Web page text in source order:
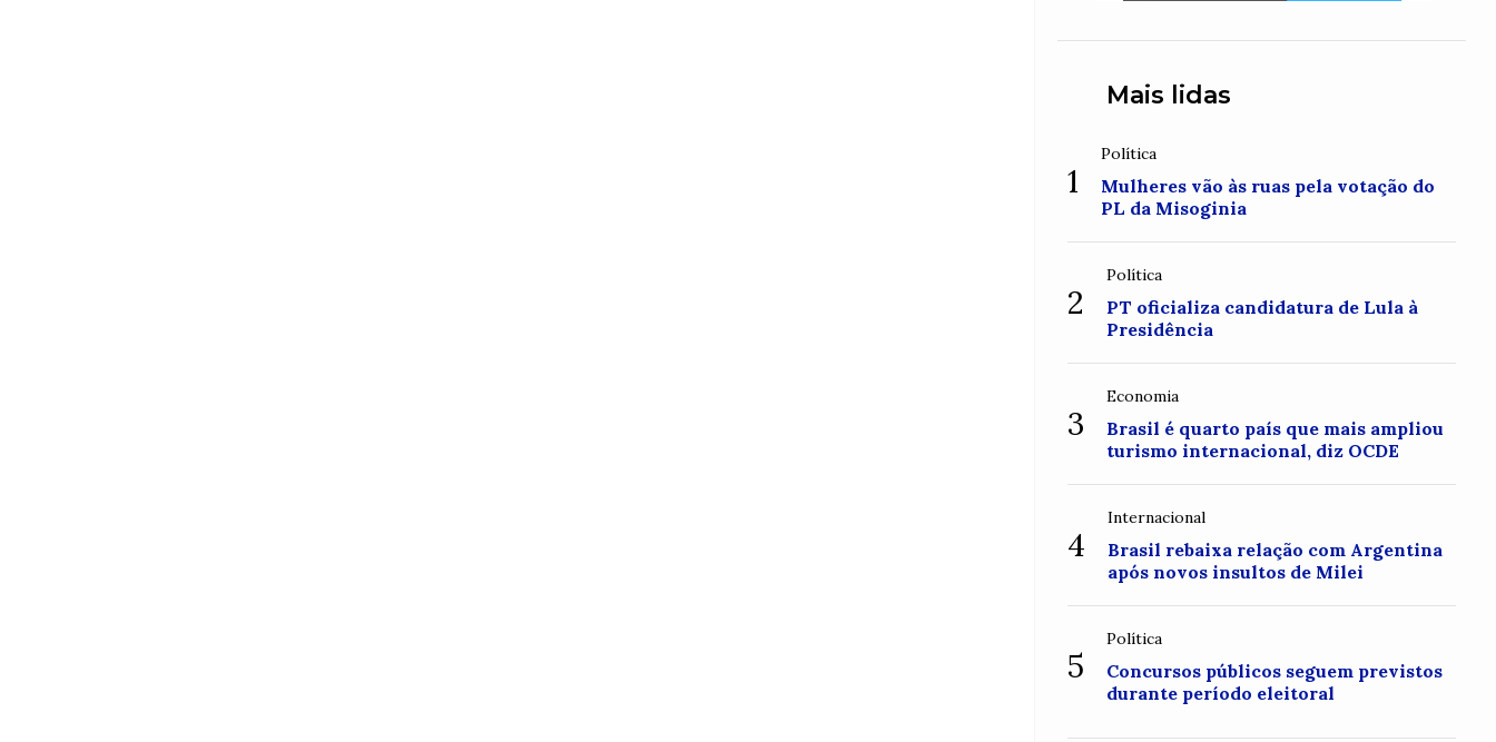
Mais lidas
1
Política
Mulheres vão às ruas pela votação do
PL da Misoginia
2
Política
PT oficializa candidatura de Lula à
Presidência
3
Economia
Brasil é quarto país que mais ampliou
turismo internacional, diz OCDE
4
Internacional
Brasil rebaixa relação com Argentina
após novos insultos de Milei
5
Política
Concursos públicos seguem previstos
durante período eleitoral